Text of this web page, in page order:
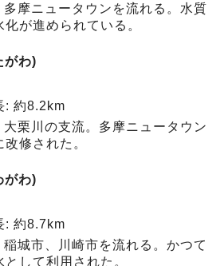
多摩ニュータウンを流れる。水質
が進められている。
がわ)
: 約8.2km
大栗川の支流。多摩ニュータウン
修された。
がわ)
: 約8.7km
城市、川崎市を流れる。かつて
として利用された。